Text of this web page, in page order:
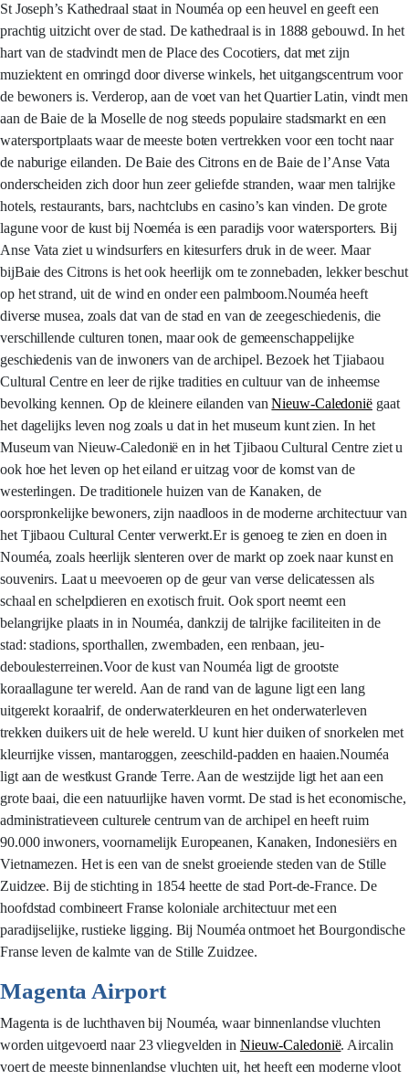
St Joseph’s Kathedraal staat in Nouméa op een heuvel en geeft een
prachtig uitzicht over de stad. De kathedraal is in 1888 gebouwd. In het
hart van de stadvindt men de Place des Cocotiers, dat met zijn
muziektent en omringd door diverse winkels, het uitgangscentrum voor
de bewoners is. Verderop, aan de voet van het Quartier Latin, vindt men
aan de Baie de la Moselle de nog steeds populaire stadsmarkt en een
watersportplaats waar de meeste boten vertrekken voor een tocht naar
de naburige eilanden. De Baie des Citrons en de Baie de l’Anse Vata
onderscheiden zich door hun zeer geliefde stranden, waar men talrijke
hotels, restaurants, bars, nachtclubs en casino’s kan vinden. De grote
lagune voor de kust bij Noeméa is een paradijs voor watersporters. Bij
Anse Vata ziet u windsurfers en kitesurfers druk in de weer. Maar
bijBaie des Citrons is het ook heerlijk om te zonnebaden, lekker beschut
op het strand, uit de wind en onder een palmboom.Nouméa heeft
diverse musea, zoals dat van de stad en van de zeegeschiedenis, die
verschillende culturen tonen, maar ook de gemeenschappelijke
geschiedenis van de inwoners van de archipel. Bezoek het Tjiabaou
Cultural Centre en leer de rijke tradities en cultuur van de inheemse
bevolking kennen. Op de kleinere eilanden vanNieuw-Caledoniëgaat
het dagelijks leven nog zoals u dat in het museum kunt zien. In het
Museum van Nieuw-Caledonië en in het Tjibaou Cultural Centre ziet u
ook hoe het leven op het eiland er uitzag voor de komst van de
westerlingen. De traditionele huizen van de Kanaken, de
oorspronkelijke bewoners, zijn naadloos in de moderne architectuur van
het Tjibaou Cultural Center verwerkt.Er is genoeg te zien en doen in
Nouméa, zoals heerlijk slenteren over de markt op zoek naar kunst en
souvenirs. Laat u meevoeren op de geur van verse delicatessen als
schaal en schelpdieren en exotisch fruit. Ook sport neemt een
belangrijke plaats in in Nouméa, dankzij de talrijke faciliteiten in de
stad: stadions, sporthallen, zwembaden, een renbaan, jeu-
deboulesterreinen.Voor de kust van Nouméa ligt de grootste
koraallagune ter wereld. Aan de rand van de lagune ligt een lang
uitgerekt koraalrif, de onderwaterkleuren en het onderwaterleven
trekken duikers uit de hele wereld. U kunt hier duiken of snorkelen met
kleurrijke vissen, mantaroggen, zeeschild-padden en haaien.Nouméa
ligt aan de westkust Grande Terre. Aan de westzijde ligt het aan een
grote baai, die een natuurlijke haven vormt. De stad is het economische,
administratieveen culturele centrum van de archipel en heeft ruim
90.000 inwoners, voornamelijk Europeanen, Kanaken, Indonesiërs en
Vietnamezen. Het is een van de snelst groeiende steden van de Stille
Zuidzee. Bij de stichting in 1854 heette de stad Port-de-France. De
hoofdstad combineert Franse koloniale architectuur met een
paradijselijke, rustieke ligging. Bij Nouméa ontmoet het Bourgondische
Franse leven de kalmte van de Stille Zuidzee.
Magenta Airport
Magenta is de luchthaven bij Nouméa, waar binnenlandse vluchten
worden uitgevoerd naar 23 vliegvelden in Nieuw-Caledonië. Aircalin
voert de meeste binnenlandse vluchten uit, het heeft een moderne vloot